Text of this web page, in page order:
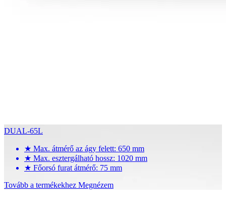
DUAL-65L
★ Max. átmérő az ágy felett: 650 mm
★ Max. esztergálható hossz: 1020 mm
★ Főorsó furat átmérő: 75 mm
Tovább a termékekhez Megnézem